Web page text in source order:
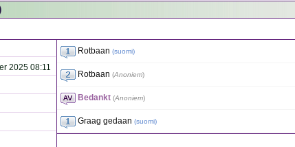
2025 08:11
Rotbaan (suomi)
Rotbaan (Anoniem)
Bedankt (Anoniem)
Graag gedaan (suomi)